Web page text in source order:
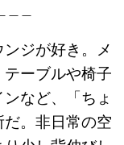
＿＿
ジが好き。メ
ーブルや椅子
など、「ちょ
。非日常の空